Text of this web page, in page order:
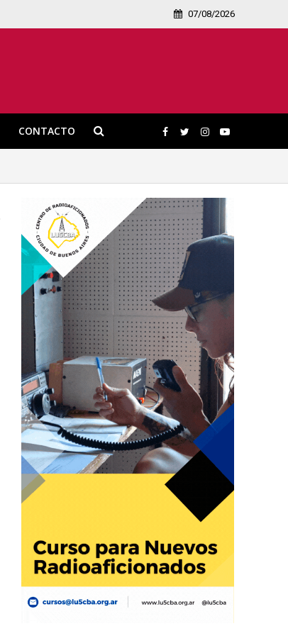
07/08/2026
CONTACTO